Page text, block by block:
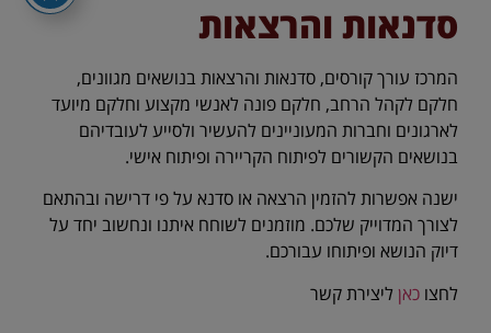
סדנאות והרצאות
המרכז עורך קורסים, סדנאות והרצאות בנושאים מגוונים,
חלקם לקהל הרחב, חלקם פונה לאנשי מקצוע וחלקם מיועד
לארגונים וחברות המעוניינים להעשיר ולסייע לעובדיהם
בנושאים הקשורים לפיתוח הקריירה ופיתוח אישי.
ישנה אפשרות להזמין הרצאה או סדנא על פי דרישה ובהתאם
לצורך המדוייק שלכם. מוזמנים לשוחח איתנו ונחשוב יחד על
דיוק הנושא ופיתוחו עבורכם.
לחצו כאן ליצירת קשר